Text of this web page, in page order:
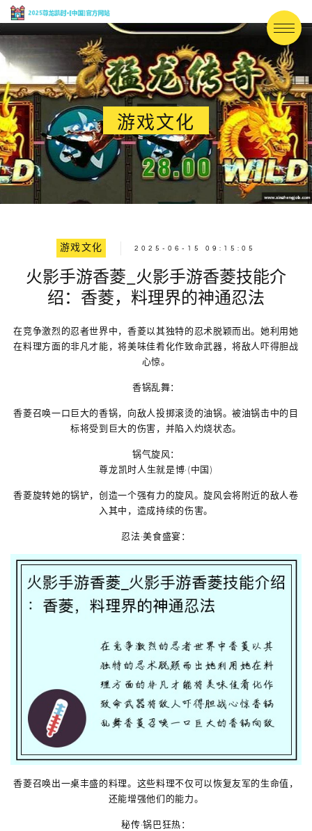
游戏文化
游戏文化 2025-06-15 09:15:05
火影手游香菱_火影手游香菱技能介
绍：香菱，料理界的神通忍法
在竞争激烈的忍者世界中，香菱以其独特的忍术脱颖而出。她利用她
在料理方面的非凡才能，将美味佳肴化作致命武器，将敌人吓得胆战
心惊。
香锅乱舞：
香菱召唤一口巨大的香锅，向敌人投掷滚烫的油锅。被油锅击中的目
标将受到巨大的伤害，并陷入灼烧状态。
锅气旋风：
尊龙凯时人生就是博·(中国)
香菱旋转她的锅铲，创造一个强有力的旋风。旋风会将附近的敌人卷
入其中，造成持续的伤害。
忍法·美食盛宴：
香菱召唤出一桌丰盛的料理。这些料理不仅可以恢复友军的生命值，
还能增强他们的能力。
秘传·锅巴狂热：